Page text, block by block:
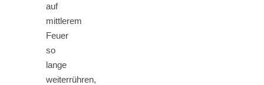
auf
mittlerem
Feuer
so
lange
weiterrühren,